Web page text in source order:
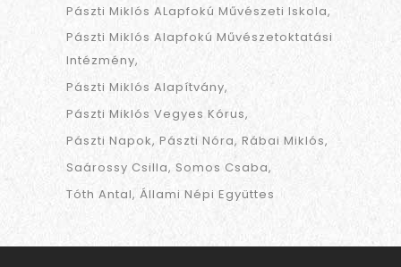
Pászti Miklós ALapfokú Művészeti Iskola
Pászti Miklós Alapfokú Művészetoktatási
Intézmény
Pászti Miklós Alapítvány
Pászti Miklós Vegyes Kórus
Pászti Napok Pászti Nóra Rábai Miklós
Saárossy Csilla Somos Csaba
Tóth Antal Állami Népi Együttes